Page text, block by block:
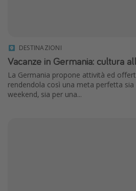
DESTINAZIONI
Vacanze in Germania: cultura
La Germania propone attività ed
rendendola così una meta perfetta
weekend, sia per una...